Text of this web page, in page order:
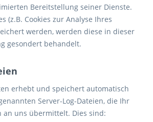
Bereitstellung seiner Dienste.
(z.B. Cookies zur Analyse Ihres
werden, werden diese in dieser
gesondert behandelt.
erhebt und speichert automatisch
Server-Log-Dateien, die Ihr
an uns übermittelt. Dies sind: